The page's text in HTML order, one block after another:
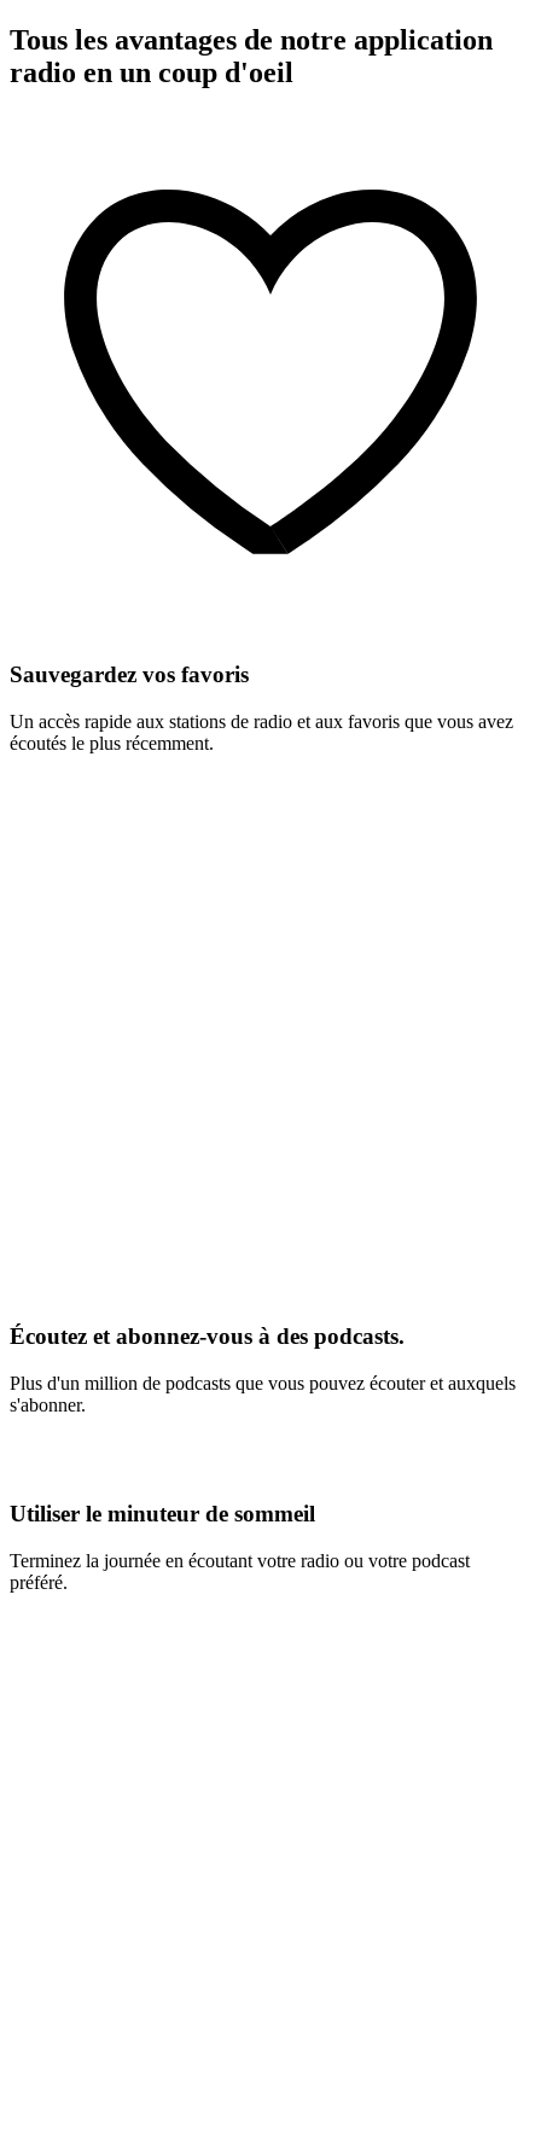
Tous les avantages de notre application
radio en un coup d'oeil
Sauvegardez vos favoris
Un accès rapide aux stations de radio et aux favoris que vous avez
écoutés le plus récemment.
Écoutez et abonnez-vous à des podcasts.
Plus d'un million de podcasts que vous pouvez écouter et auxquels
s'abonner.
Utiliser le minuteur de sommeil
Terminez la journée en écoutant votre radio ou votre podcast
préféré.